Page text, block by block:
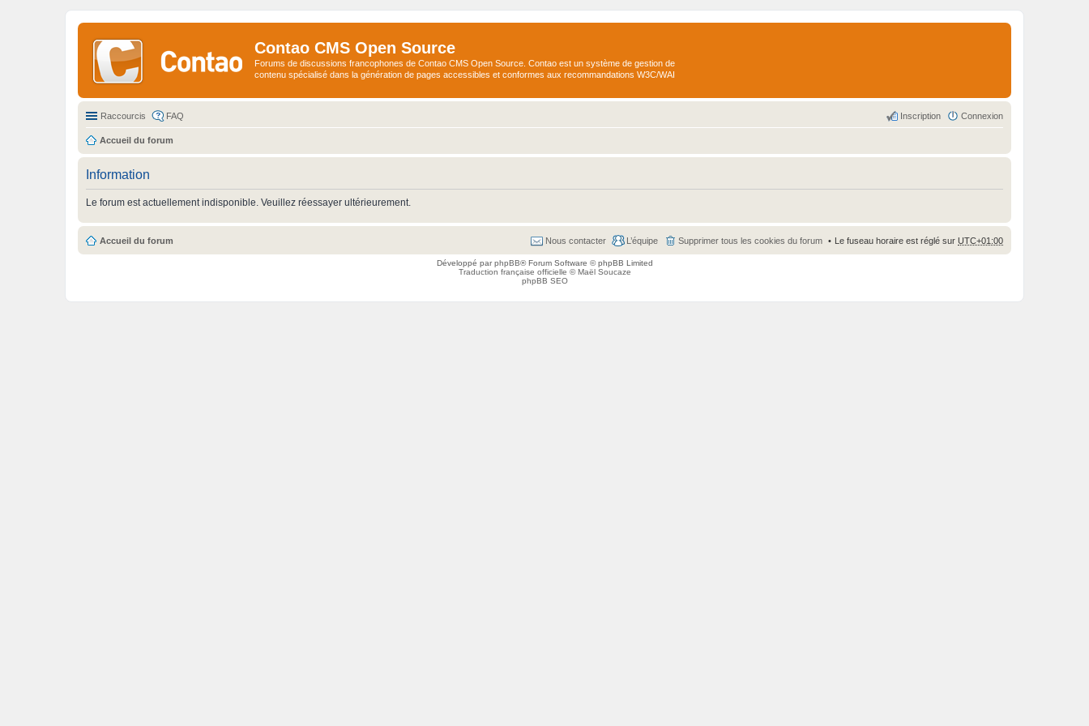
Contao CMS Open Source
Forums de discussions francophones de Contao CMS Open Source. Contao est un système de gestion de
contenu spécialisé dans la génération de pages accessibles et conformes aux recommandations W3C/WAI
Raccourcis FAQ Connexion
Inscription
Accueil du forum
Information
Le forum est actuellement indisponible. Veuillez réessayer ultérieurement.
Accueil du forum Le fuseau horaire est réglé sur UTC+01:00
Supprimer tous les cookies du forum
L’équipe
Nous contacter
Développé parphpBB® Forum Software © phpBB Limited
Traduction française officielle ©Maël Soucaze
phpBB SEO